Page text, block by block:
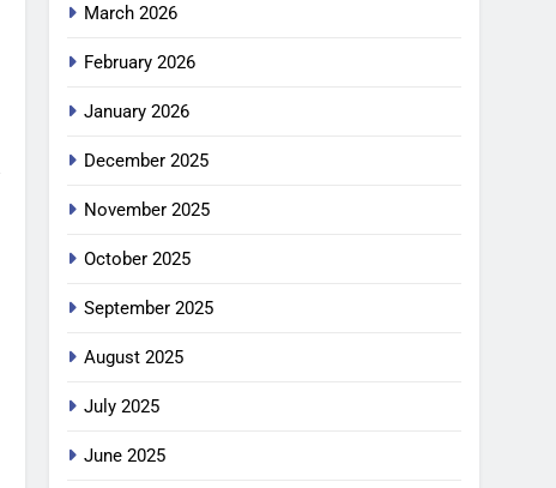
March 2026
February 2026
January 2026
December 2025
November 2025
October 2025
September 2025
August 2025
July 2025
June 2025